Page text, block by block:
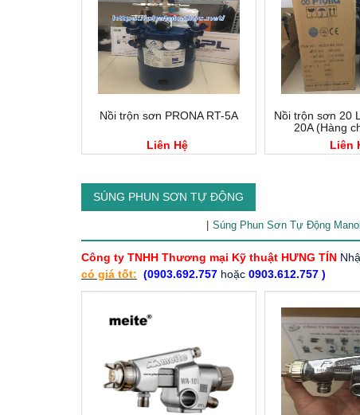
Nồi trộn sơn PRONA RT-5A
Liên Hệ
Nồi trộn sơn 20
20A (Hàng
Liên
SÚNG PHUN SƠN TỰ ĐỘNG
Súng Phun Sơn Tự Động
Công ty TNHH Thương mại Kỹ thuật HƯNG TÍN
có giá tốt: (0903.692.757 hoặc 0903.612.757 )